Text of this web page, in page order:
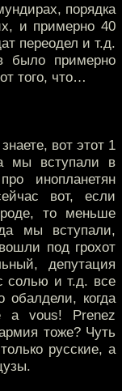
порядка
и примерно 40
переодел и т.д.
было примерно
того, что…
вот этот 1
мы вступали в
инопланетян
вот, если
то меньше
мы вступали,
под грохот
депутация
солью и т.д. все
обалдели, когда
a vous! Prenez
тоже? Чуть
русские, а